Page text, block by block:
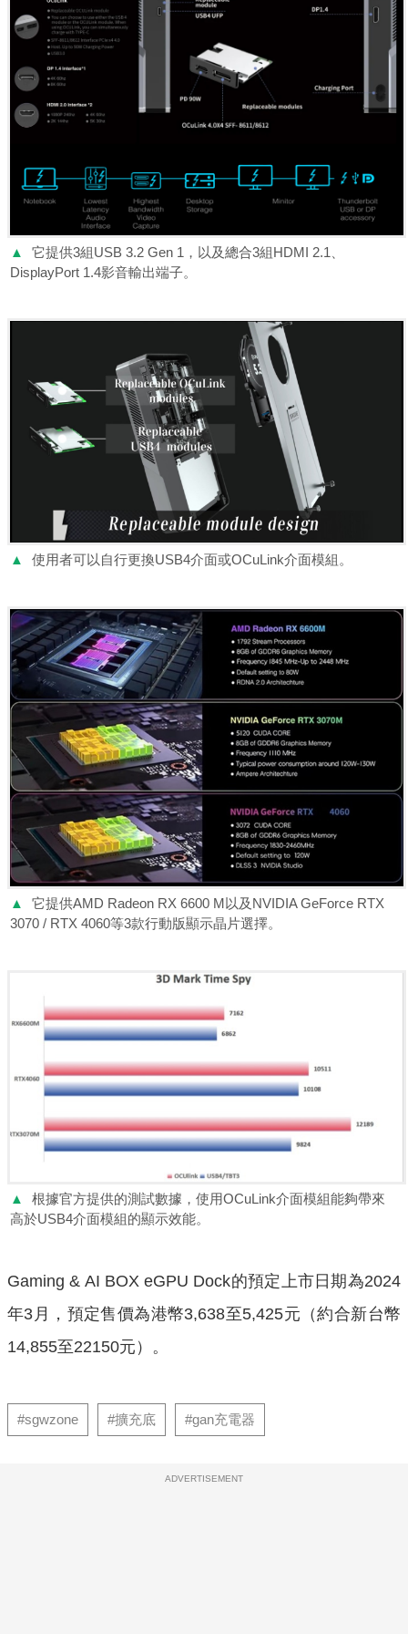
▲
它提供3組USB 3.2 Gen 1，以及總合3組HDMI 2.1、
DisplayPort 1.4影音輸出端子。
▲ 使用者可以自行更換USB4介面或OCuLink介面模組。
▲
它提供AMD Radeon RX 6600 M以及NVIDIA GeForce RTX
3070 / RTX 4060等3款行動版顯示晶片選擇。
▲
根據官方提供的測試數據，使用OCuLink介面模組能夠帶來
高於USB4介面模組的顯示效能。
Gaming & AI BOX eGPU Dock的預定上市日期為2024
年3月，預定售價為港幣3,638至5,425元（約合新台幣
14,855至22150元）。
#sgwzone #擴充底 #gan充電器
ADVERTISEMENT